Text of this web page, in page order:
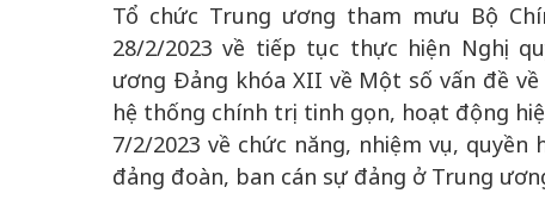
Tổ chức Trung ương tham mưu Bộ
28/2/2023 về tiếp tục thực hiện Nghị
ương Đảng khóa XII về Một số vấn đề
hệ thống chính trị tinh gọn, hoạt động
7/2/2023 về chức năng, nhiệm vụ,
đảng đoàn, ban cán sự đảng ở Trung